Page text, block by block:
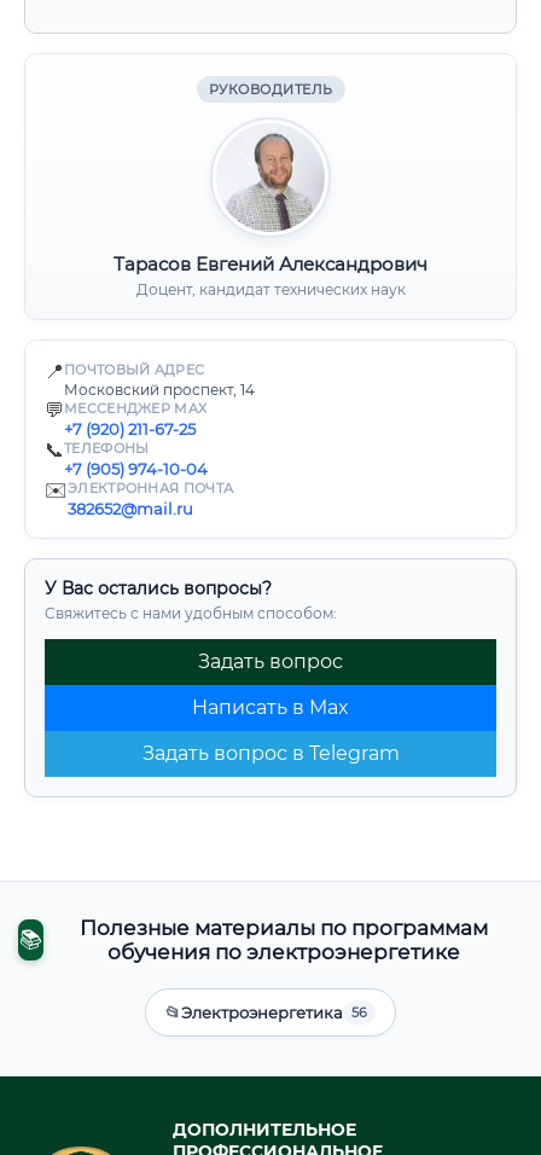
РУКОВОДИТЕЛЬ
Тарасов Евгений Александрович
Доцент, кандидат технических наук
📍 ПОЧТОВЫЙ АДРЕС
Московский проспект, 14
💬 МЕССЕНДЖЕР MAX
+7 (920) 211-67-25
📞ТЕЛЕФОНЫ
+7 (905) 974-10-04
✉️ЭЛЕКТРОННАЯ ПОЧТА
382652@mail.ru
У Вас остались вопросы?
Свяжитесь с нами удобным способом:
Задать вопрос
Написать в Max
Задать вопрос в Telegram
📚
Полезные материалы по программам
обучения по электроэнергетике
📂Электроэнергетика 56
ДОПОЛНИТЕЛЬНОЕ